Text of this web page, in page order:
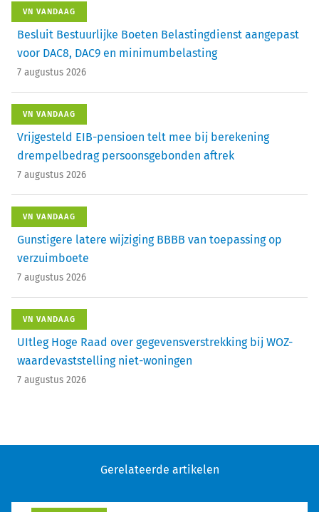
VN VANDAAG
Besluit Bestuurlijke Boeten Belastingdienst aangepast
voor DAC8, DAC9 en minimumbelasting
7 augustus 2026
VN VANDAAG
Vrijgesteld EIB-pensioen telt mee bij berekening
drempelbedrag persoonsgebonden aftrek
7 augustus 2026
VN VANDAAG
Gunstigere latere wijziging BBBB van toepassing op
verzuimboete
7 augustus 2026
VN VANDAAG
UItleg Hoge Raad over gegevensverstrekking bij WOZ-
waardevaststelling niet-woningen
7 augustus 2026
Gerelateerde artikelen